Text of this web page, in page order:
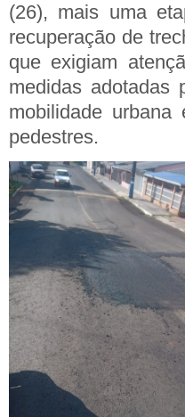
(26), mais uma
recuperação de
que exigiam
medidas adotadas
mobilidade
pedestres.